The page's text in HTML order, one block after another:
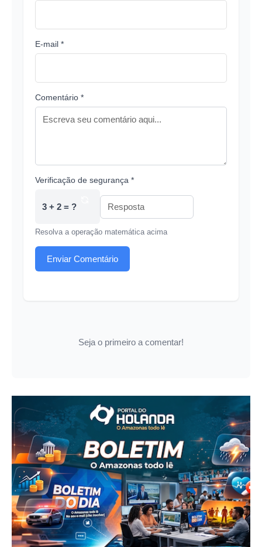
E-mail *
Comentário *
Verificação de segurança *
3 + 2 = ?
Resolva a operação matemática acima
Enviar Comentário
Seja o primeiro a comentar!